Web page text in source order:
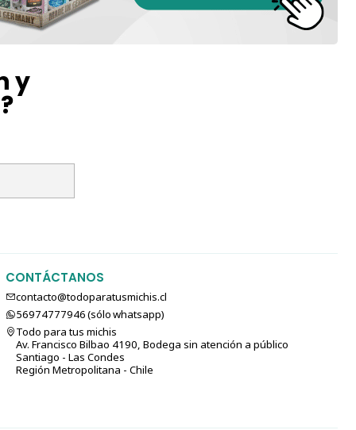
y
CONTÁCTANOS
contacto@todoparatusmichis.cl
56974777946 (sólo⁣⁣⁣⁣⁣​​​​​​​​​​​​​​​ whatsapp)
Todo para tus michis
Av. Francisco Bilbao 4190, Bodega sin atención a público
Santiago - Las Condes
Región Metropolitana - Chile